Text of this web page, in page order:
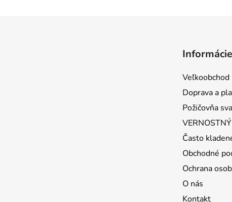
Veľkoobchod
Doprava a
Požičovňa
Často
Obchodné
Ochrana
O nás
Kontakt